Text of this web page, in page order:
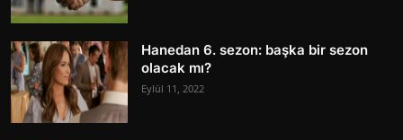
Hanedan 6. sezon: başka bir sezon
olacak mı?
Eylül 11, 2022